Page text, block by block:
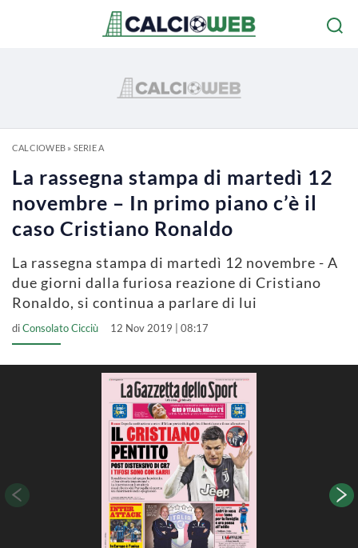
CALCIOWEB» SERIE A
La rassegna stampa di martedì 12
novembre – In primo piano c’è il
caso Cristiano Ronaldo
La rassegna stampa di martedì 12 novembre - A
due giorni dalla furiosa reazione di Cristiano
Ronaldo, si continua a parlare di lui
diConsolato Cicciù 12 Nov 2019 | 08:17